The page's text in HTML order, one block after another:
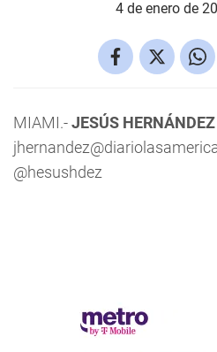
4 de enero de
MIAMI.-JESÚS HERNÁNDEZ
@hesushdez